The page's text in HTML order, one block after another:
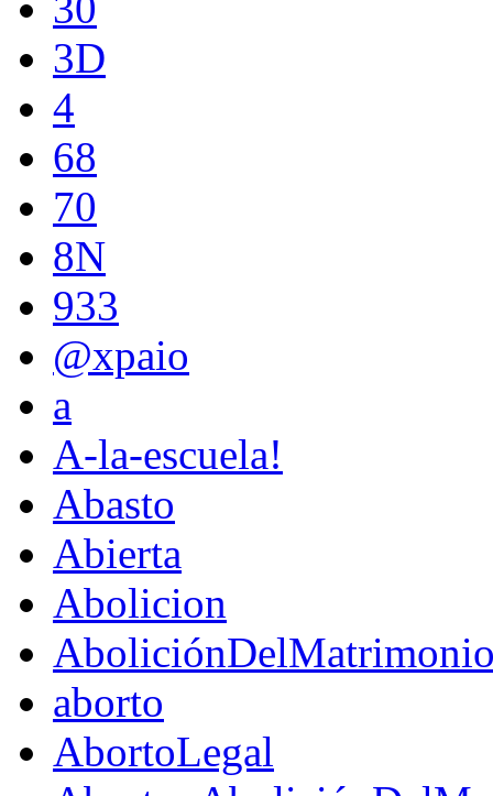
3D
4
68
70
8N
933
@xpaio
a
A-la-escuela!
Abasto
Abierta
Abolicion
aborto
AbortoLegal